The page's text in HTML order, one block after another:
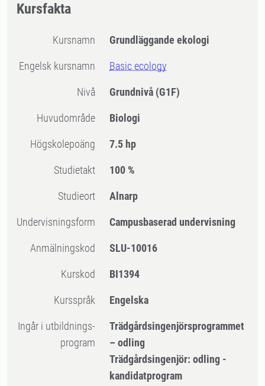
Kursfakta
Kursnamn Grundläggande ekologi
Engelsk kursnamn Basic ecology
Nivå Grundnivå (G1F)
Huvudområde Biologi
högskolepoäng 7.5 hp
Studietakt 100 %
Studieort Alnarp
Undervisningsform Campusbaserad undervisning
Anmälningskod SLU-10016
Kurskod BI1394
Kursspråk Engelska
Ingår i utbildnings-
program
Trädgårdsingenjörsprogrammet
– odling
Trädgårdsingenjör: odling -
kandidatprogram